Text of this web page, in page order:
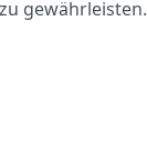
gewährleisten.